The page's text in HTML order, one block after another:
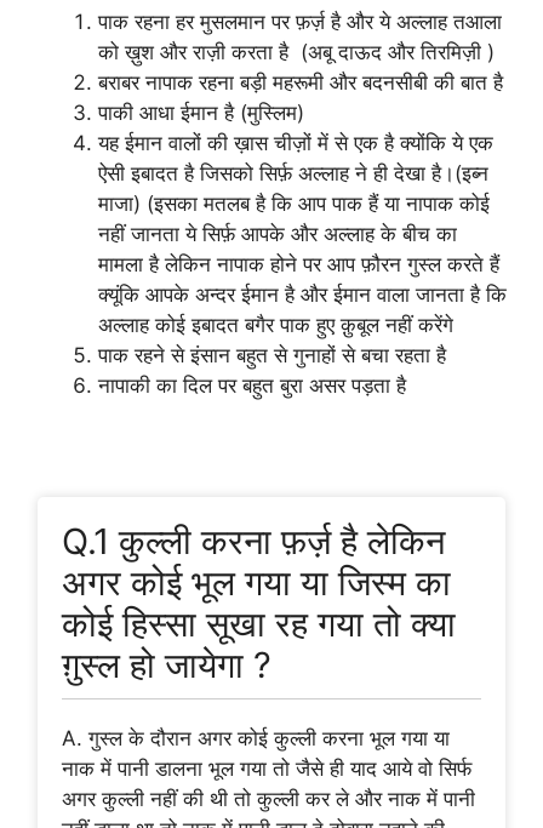
पाक रहना हर मुसलमान पर फ़र्ज़ है और ये अल्लाह तआला
को ख़ुश और राज़ी करता है (अबू दाऊद और तिरमिज़ी )
बराबर नापाक रहना बड़ी महरूमी और बदनसीबी की बात है
पाकी आधा ईमान है (मुस्लिम)
यह ईमान वालों की ख़ास चीज़ों में से एक है क्योंकि ये एक
ऐसी इबादत है जिसको सिर्फ़ अल्लाह ने ही देखा है।(इब्न
माजा) (इसका मतलब है कि आप पाक हैं या नापाक कोई
नहीं जानता ये सिर्फ़ आपके और अल्लाह के बीच का
मामला है लेकिन नापाक होने पर आप फ़ौरन गुस्ल करते हैं
क्यूंकि आपके अन्दर ईमान है और ईमान वाला जानता है कि
अल्लाह कोई इबादत बगैर पाक हुए क़ुबूल नहीं करेंगे
पाक रहने से इंसान बहुत से गुनाहों से बचा रहता है
नापाकी का दिल पर बहुत बुरा असर पड़ता है
Q.1 कुल्ली करना फ़र्ज़ है लेकिन
अगर कोई भूल गया या जिस्म का
कोई हिस्सा सूखा रह गया तो क्या
ग़ुस्ल हो जायेगा ?
A. गुस्ल के दौरान अगर कोई कुल्ली करना भूल गया या
नाक में पानी डालना भूल गया तो जैसे ही याद आये वो सिर्फ
अगर कुल्ली नहीं की थी तो कुल्ली कर ले और नाक में पानी